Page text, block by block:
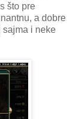
što pre
a dobre
sajma i neke